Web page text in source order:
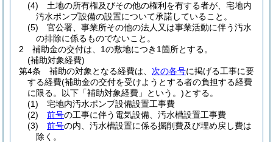
(4)
土地の所有権及びその他の権利を有する者が、宅地内
汚水ポンプ設備の設置について承諾していること。
(5)
官公署、事業所その他の法人又は事業活動に伴う汚水
の排除に係るものでないこと。
2
補助金の交付は、1の敷地につき1箇所とする。
(補助対象経費)
第4条
補助の対象となる経費は、 次の各号に掲げる工事に要
する経費(補助金の交付を受けようとする者の負担する経費
に限る。以下「補助対象経費」という。)とする。
(1)
宅地内汚水ポンプ設備設置工事費
(2)
前号の工事に伴う電気設備、汚水槽設置工事費
(3)
前号の内、汚水槽設置に係る掘削費及び埋め戻し費は
除く。